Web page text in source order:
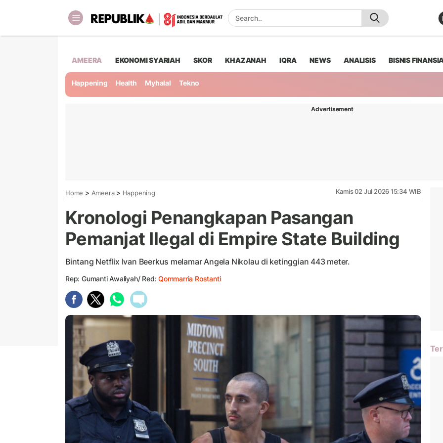
AMEERA EKONOMI SYARIAH SKOR KHAZANAH IQRA NEWS ANALISIS BISNIS
Happening Health Myhalal Tekno
Advertisement
Home > Ameera> Happening Kamis 02 Jul 2026 15:34 WIB
Kronologi Penangkapan Pasangan
Pemanjat Ilegal di Empire State Building
Bintang Netflix Ivan Beerkus melamar Angela Nikolau di ketinggian 443 meter.
Rep: Gumanti Awaliyah/ Red:Qommarria Rostanti